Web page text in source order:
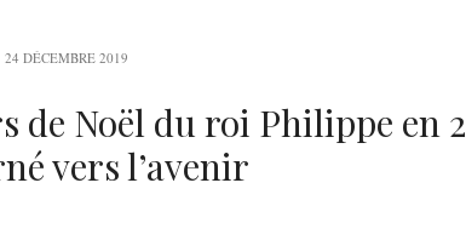
24 DÉCEMBRE 2019
de Noël du roi Philippe en
vers l’avenir